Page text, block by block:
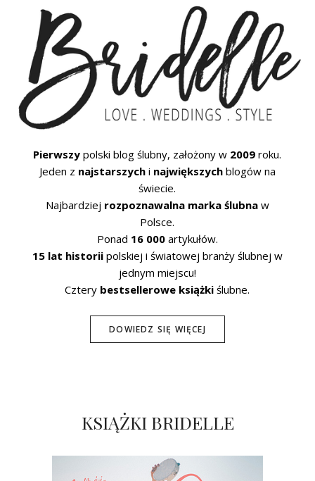
Pierwszy polski blog ślubny, założony w 2009 roku.
Jeden z najstarszychi największychblogów na
świecie.
Najbardziej rozpoznawalna marka ślubnaw
Polsce.
Ponad 16 000artykułów.
15 lat historiipolskiej i światowej branży ślubnej w
jednym miejscu!
Cztery bestsellerowe książki ślubne.
DOWIEDZ SIĘ WIĘCEJ
KSIĄŻKI BRIDELLE